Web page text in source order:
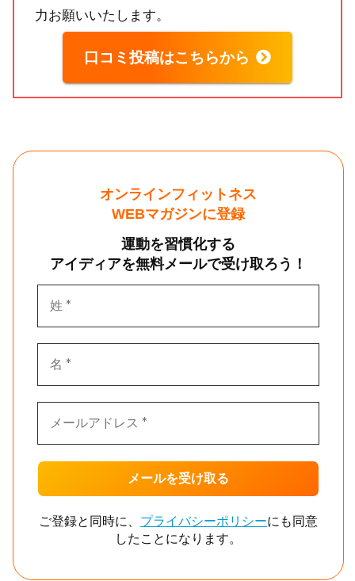
力お願いいたします。
口コミ投稿はこちらから
オンラインフィットネス
WEBマガジンに登録
運動を習慣化する
アイディアを無料メールで受け取ろう！
ご登録と同時に、 プライバシーポリシーにも同意
したことになります。